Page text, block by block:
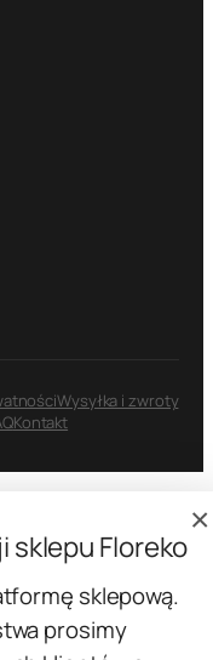
Wysyłka i zwroty
Kontakt
×
sklepu Floreko
sklepową.
prosimy